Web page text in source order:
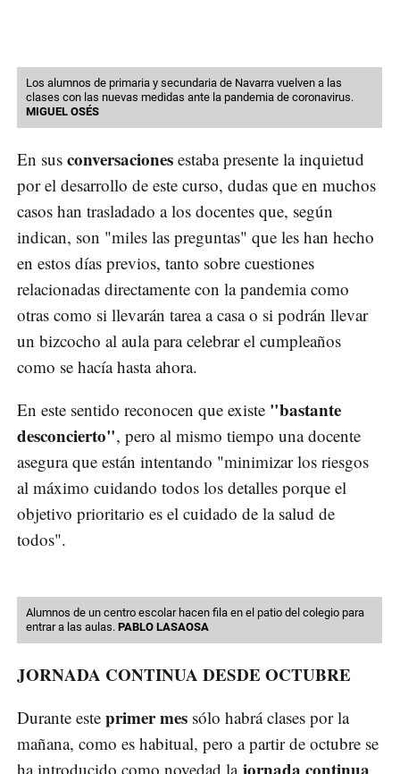
Los alumnos de primaria y secundaria de Navarra vuelven a las
clases con las nuevas medidas ante la pandemia de coronavirus.
MIGUEL OSÉS
En sus conversaciones estaba presente la inquietud
por el desarrollo de este curso, dudas que en muchos
casos han trasladado a los docentes que, según
indican, son "miles las preguntas" que les han hecho
en estos días previos, tanto sobre cuestiones
relacionadas directamente con la pandemia como
otras como si llevarán tarea a casa o si podrán llevar
un bizcocho al aula para celebrar el cumpleaños
como se hacía hasta ahora.
En este sentido reconocen que existe "bastante
desconcierto", pero al mismo tiempo una docente
asegura que están intentando "minimizar los riesgos
al máximo cuidando todos los detalles porque el
objetivo prioritario es el cuidado de la salud de
todos".
Alumnos de un centro escolar hacen fila en el patio del colegio para
entrar a las aulas. PABLO LASAOSA
JORNADA CONTINUA DESDE OCTUBRE
Durante este primer mes sólo habrá clases por la
mañana, como es habitual, pero a partir de octubre se
ha introducido como novedad la